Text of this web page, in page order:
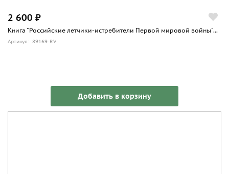
2 600 ₽
Книга "Российские летчики-истребители Первой мировой войны"...
Артикул: 89169-RV
Добавить в корзину